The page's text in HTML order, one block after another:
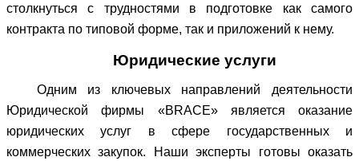
столкнуться с трудностями в подготовке как самого
контракта по типовой форме, так и приложений к нему.
Юридические услуги
Одним из ключевых направлений деятельности
Юридической фирмы «BRACE» является оказание
юридических услуг в сфере государственных и
коммерческих закупок. Наши эксперты готовы оказать